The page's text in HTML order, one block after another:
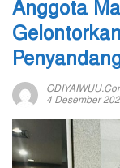
Anggota
4 Desember